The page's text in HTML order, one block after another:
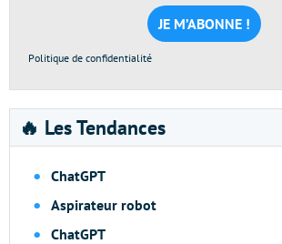
mail
*
Politique de confidentialité
🔥 Les Tendances
ChatGPT
Aspirateur robot
ChatGPT